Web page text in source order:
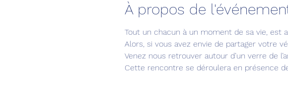
À propos de
Tout un chacun à un moment de sa vie, est
Alors, si vous avez envie de partager votre
Venez nous retrouver autour d’un verre de
Cette rencontre se déroulera en présence